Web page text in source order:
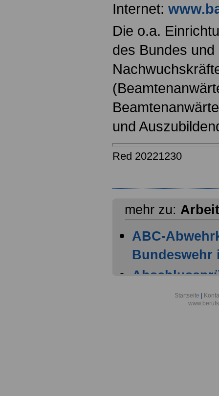
Internet:
Die o.a.
des Bundes und
und
Red 20221230
mehr zu:
ABC-
Bundeswehr
Startseite